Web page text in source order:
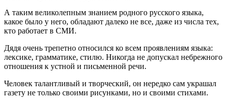
А таким великолепным знанием родного русского языка,
какое было у него, обладают далеко не все, даже из числа тех,
кто работает в СМИ.
Дядя очень трепетно относился ко всем проявлениям языка:
лексике, грамматике, стилю. Никогда не допускал небрежного
отношения к устной и письменной речи.
Человек талантливый и творческий, он нередко сам украшал
газету не только своими рисунками, но и своими стихами.